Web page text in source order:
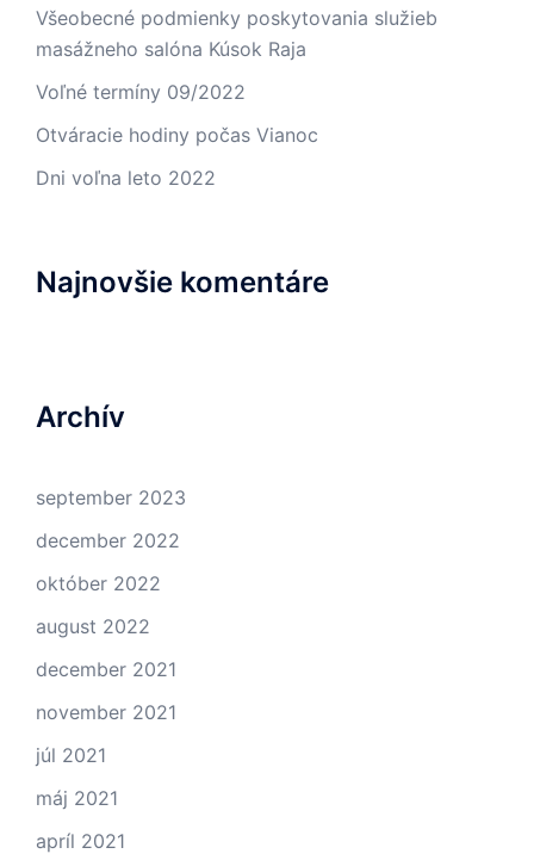
Všeobecné podmienky poskytovania služieb
masážneho salóna Kúsok Raja
Voľné termíny 09/2022
Otváracie hodiny počas Vianoc
Dni voľna leto 2022
Najnovšie komentáre
Archív
september 2023
december 2022
október 2022
august 2022
december 2021
november 2021
júl 2021
máj 2021
apríl 2021